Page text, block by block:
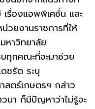
รื่องแอพพิเคชั่น และ
วยงานราชการที่ให้
หาวิทยาลัย
ทุกคณะที่จะมาช่วย
ชรัต ระบุ
ร์เกษตรฯ กล่าว
นา ก็มีปัญหาว่าไม่รู้จะ